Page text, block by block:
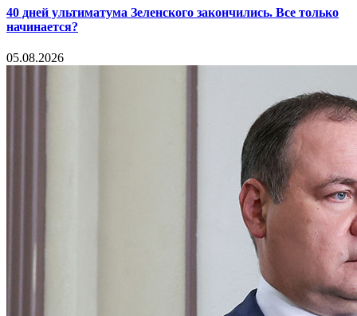
40 дней ультиматума Зеленского закончились. Все только
начинается?
05.08.2026